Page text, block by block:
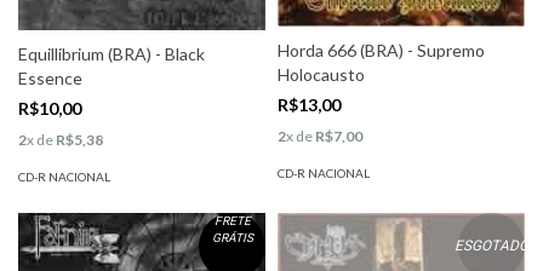
Equillibrium (BRA) - Black
Essence
R$10,00
2x de R$5,38
CD-R NACIONAL
Horda 666 (BRA) - Supremo
Holocausto
R$13,00
2x de R$7,00
CD-R NACIONAL
FRETE
GRÁTIS
ESGOTADO